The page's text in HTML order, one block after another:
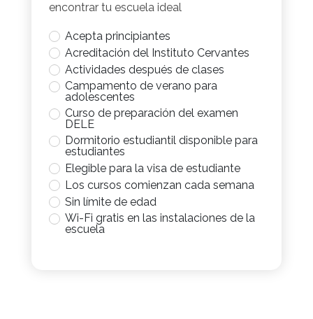
encontrar tu escuela ideal
Acepta principiantes
Acreditación del Instituto Cervantes
Actividades después de clases
Campamento de verano para
adolescentes
Curso de preparación del examen
DELE
Dormitorio estudiantil disponible para
estudiantes
Elegible para la visa de estudiante
Los cursos comienzan cada semana
Sin límite de edad
Wi-Fi gratis en las instalaciones de la
escuela